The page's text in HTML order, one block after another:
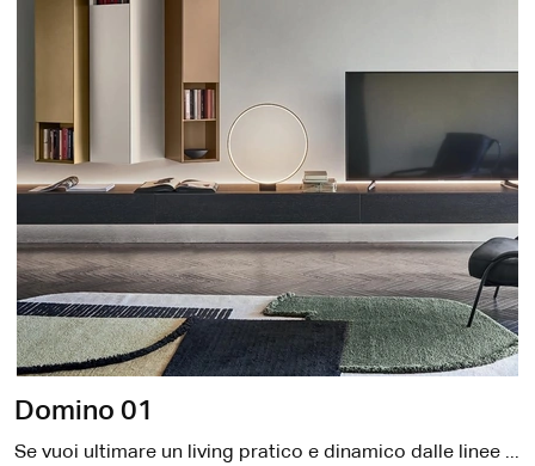
Domino 01
Se vuoi ultimare un living pratico e dinamico dalle linee moderne, ecco a te la parete attrezzata Domino 01 Sangiacomo.